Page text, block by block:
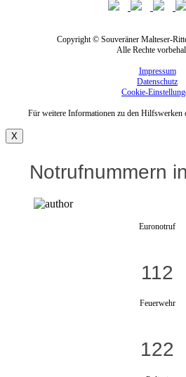
Copyright © Souveräner Malteser-
Alle Rechte
Impressum
Datenschutz
Cookie-
Für weitere Informationen zu den Hilfswerken
X
Notrufnummern
Euronotruf
112
Feuerwehr
122